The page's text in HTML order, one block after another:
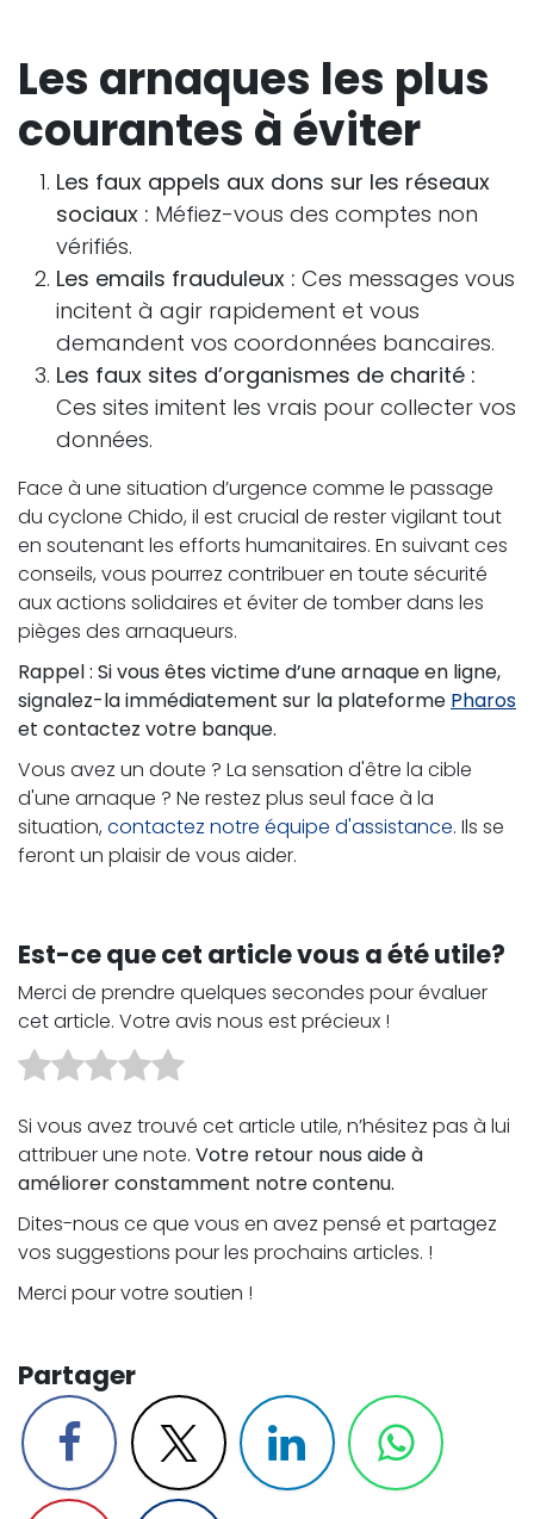
Les arnaques les plus
courantes à éviter
Les faux appels aux dons sur les réseaux
sociaux : Méfiez-vous des comptes non
vérifiés.
Les emails frauduleux : Ces messages vous
incitent à agir rapidement et vous
demandent vos coordonnées bancaires.
Les faux sites d’organismes de charité :
Ces sites imitent les vrais pour collecter vos
données.
Face à une situation d’urgence comme le passage
du cyclone Chido, il est crucial de rester vigilant tout
en soutenant les efforts humanitaires. En suivant ces
conseils, vous pourrez contribuer en toute sécurité
aux actions solidaires et éviter de tomber dans les
pièges des arnaqueurs.
Rappel : Si vous êtes victime d’une arnaque en ligne,
signalez-la immédiatement sur la plateforme Pharos
et contactez votre banque.
Vous avez un doute ? La sensation d'être la cible
d'une arnaque ? Ne restez plus seul face à la
situation, contactez notre équipe d'assistance. Ils se
feront un plaisir de vous aider.
Est-ce que cet article vous a été utile?
Merci de prendre quelques secondes pour évaluer
cet article. Votre avis nous est précieux !
Si vous avez trouvé cet article utile, n’hésitez pas à lui
attribuer une note. Votre retour nous aide à
améliorer constamment notre contenu.
Dites-nous ce que vous en avez pensé et partagez
vos suggestions pour les prochains articles. !
Merci pour votre soutien !
Partager